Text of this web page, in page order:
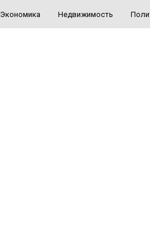
Экономика Недвижимость